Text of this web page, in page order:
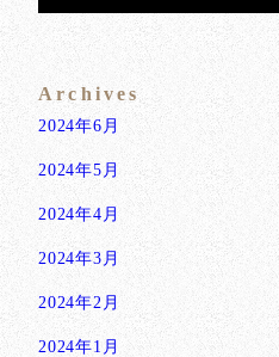
Archives
2024年6月
2024年5月
2024年4月
2024年3月
2024年2月
2024年1月